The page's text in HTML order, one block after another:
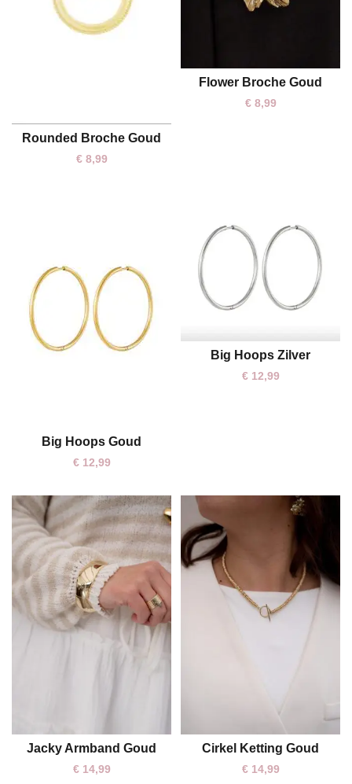
One size
Rounded Broche Goud
€8,99
One size
Flower Broche Goud
€8,99
One size
Big Hoops Goud
€12,99
One size
Big Hoops Zilver
€12,99
One size
Jacky Armband Goud
€14,99
One size
Cirkel Ketting Goud
€14,99